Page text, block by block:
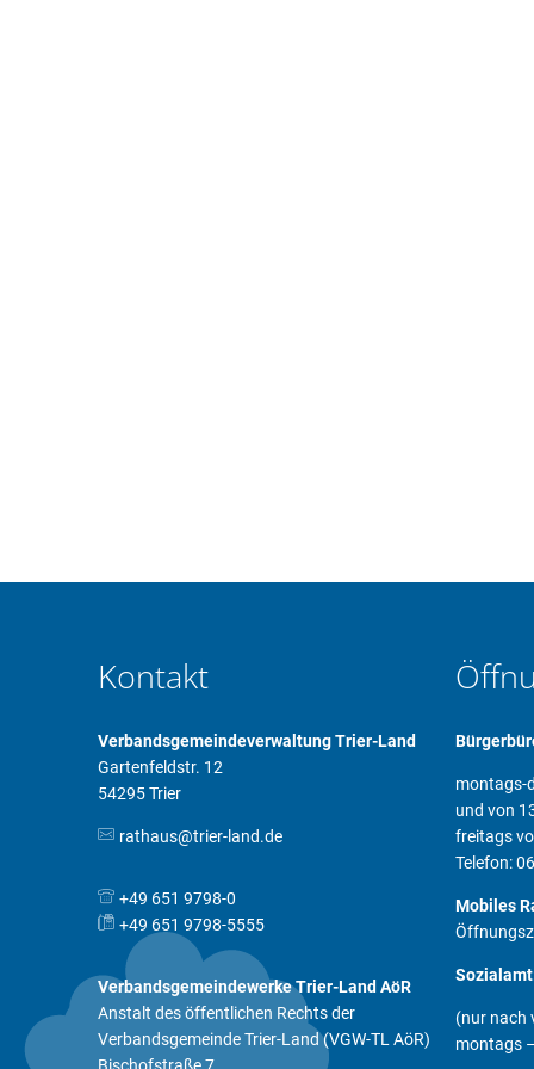
Kontakt
Verbandsgemeindeverwaltung Trier-Land
Gartenfeldstr. 12
54295 Trier
rathaus@trier-land.de
+49 651 9798-0
+49 651 9798-5555
Verbandsgemeindewerke Trier-Land AöR
Anstalt des öffentlichen Rechts der
Verbandsgemeinde Trier-Land (VGW-TL AöR)
montags-
und von
freitags
Telefon:
Mobiles
(nur nach
montags